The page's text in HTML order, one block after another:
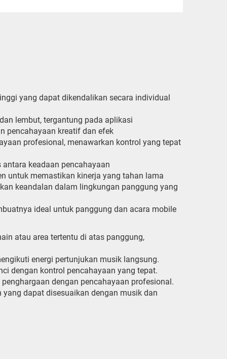
yang dapat dikendalikan secara individual
lembut, tergantung pada aplikasi
pencahayaan kreatif dan efek
profesional, menawarkan kontrol yang tepat
keadaan pencahayaan
untuk memastikan kinerja yang tahan lama
keandalan dalam lingkungan panggung yang
ideal untuk panggung dan acara mobile
atau area tertentu di atas panggung,
energi pertunjukan musik langsung.
dengan kontrol pencahayaan yang tepat.
dengan pencahayaan profesional.
dapat disesuaikan dengan musik dan